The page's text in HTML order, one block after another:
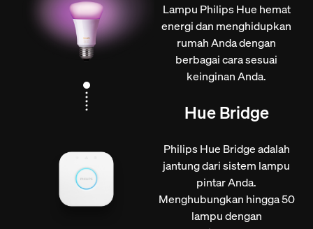
Lampu Philips Hue hemat
energi dan menghidupkan
rumah Anda dengan
berbagai cara sesuai
keinginan Anda.
Hue Bridge
Philips Hue Bridge adalah
jantung dari sistem lampu
pintar Anda.
Menghubungkan hingga 50
lampu dengan